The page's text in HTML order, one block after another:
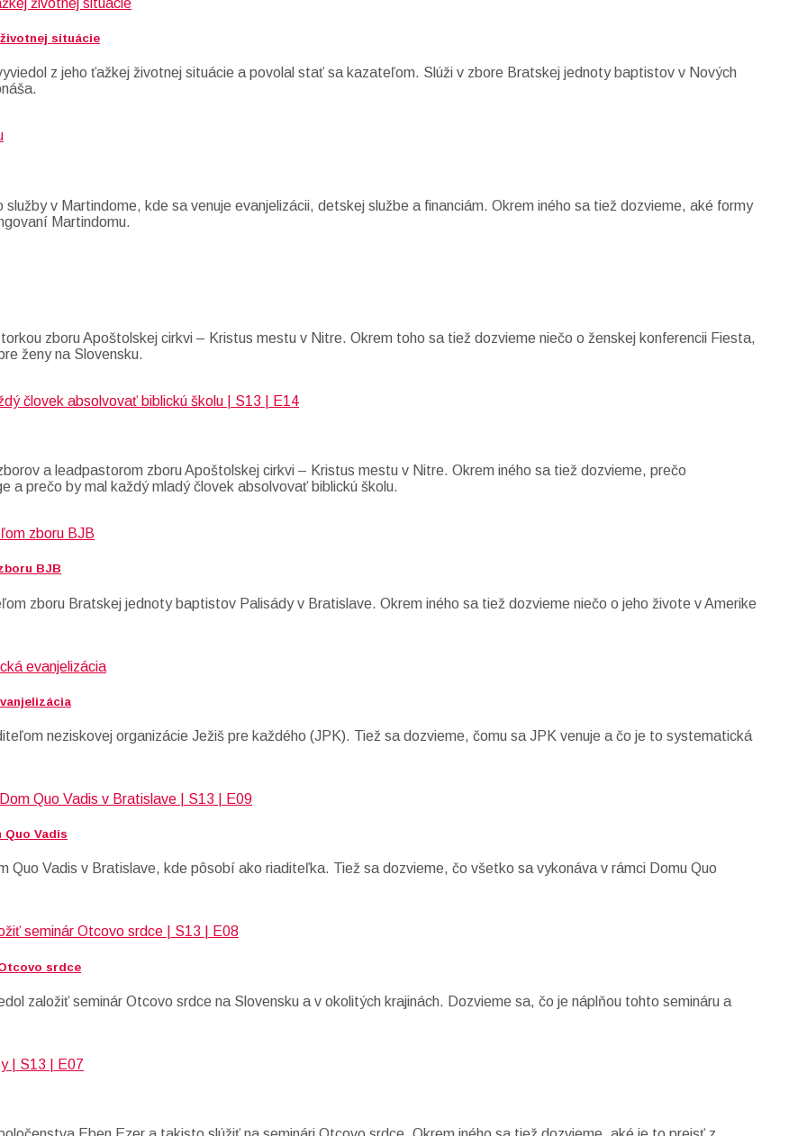
situácie
z jeho ťažkej životnej situácie a povolal stať sa kazateľom. Slúži v zbore Bratskej jednoty baptistov v Nových
v Martindome, kde sa venuje evanjelizácii, detskej službe a financiám. Okrem iného sa tiež dozvieme, aké formy
Martindomu.
zboru Apoštolskej cirkvi – Kristus mestu v Nitre. Okrem toho sa tiež dozvieme niečo o ženskej konferencii Fiesta,
ženy na Slovensku.
a leadpastorom zboru Apoštolskej cirkvi – Kristus mestu v Nitre. Okrem iného sa tiež dozvieme, prečo
a prečo by mal každý mladý človek absolvovať biblickú školu.
BJB
zboru Bratskej jednoty baptistov Palisády v Bratislave. Okrem iného sa tiež dozvieme niečo o jeho živote v Amerike
neziskovej organizácie Ježiš pre každého (JPK). Tiež sa dozvieme, čomu sa JPK venuje a čo je to systematická
Quo Vadis
Quo Vadis v Bratislave, kde pôsobí ako riaditeľka. Tiež sa dozvieme, čo všetko sa vykonáva v rámci Domu Quo
srdce
založiť seminár Otcovo srdce na Slovensku a v okolitých krajinách. Dozvieme sa, čo je náplňou tohto semináru a